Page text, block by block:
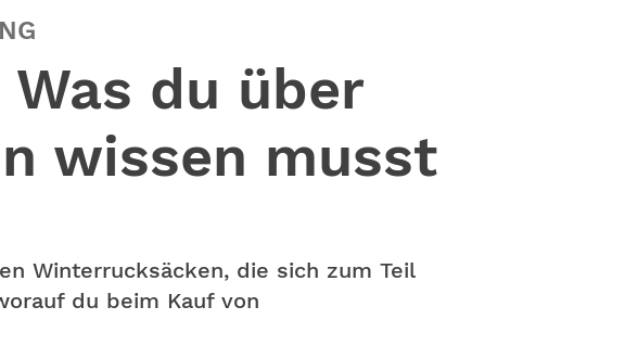
du über
wissen musst
Winterrucksäcken, die sich zum Teil
du beim Kauf von